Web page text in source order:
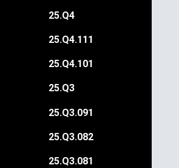
25.Q4
25.Q4.111
25.Q4.101
25.Q3
25.Q3.091
25.Q3.082
25.Q3.081